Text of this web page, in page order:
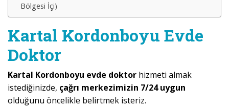
Bölgesi İçi)
Kartal Kordonboyu Evde
Doktor
Kartal Kordonboyu evde doktor hizmeti almak
istediğinizde, çağrı merkezimizin 7/24 uygun
olduğunu öncelikle belirtmek isteriz.